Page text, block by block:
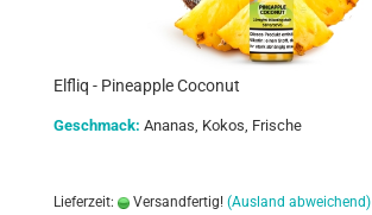
Elfliq - Pineapple Coconut
Geschmack: Ananas, Kokos, Frische
Lieferzeit: Versandfertig! (Ausland abweichend)